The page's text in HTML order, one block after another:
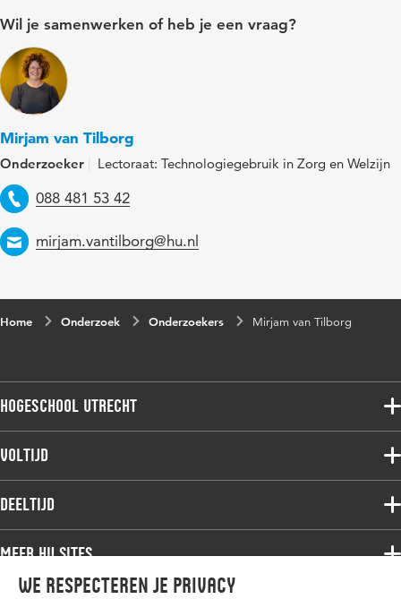
We respecteren je privacy
Wil je samenwerken of heb je een vraag?
Mirjam van Tilborg
Onderzoeker Lectoraat: Technologiegebruik in Zorg en Welzijn
Telefoon
088 481 53 42
Email
mirjam.vantilborg@hu.nl
Home Onderzoek Onderzoekers Mirjam van Tilborg
Hogeschool Utrecht
Voltijdopleidingen
Onderzoek
Voltijd
Associate degree
Master
Studiekeuze voltijd
Deeltijd
Associate degree
Bachelor
Meer HU sites
HU International